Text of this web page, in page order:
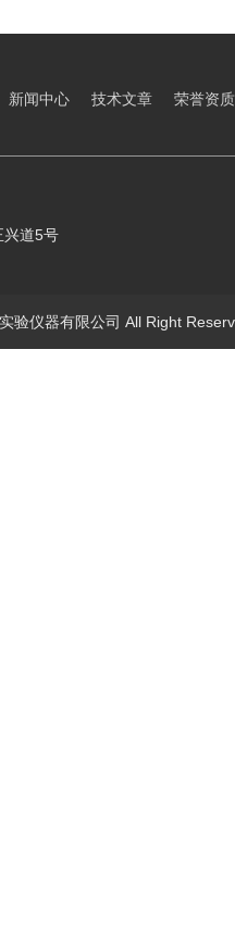
新闻中心 技术文章 荣誉资质
兴道5号
验仪器有限公司 All Right